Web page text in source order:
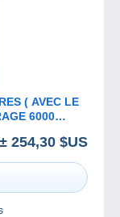
± 254,30 $US